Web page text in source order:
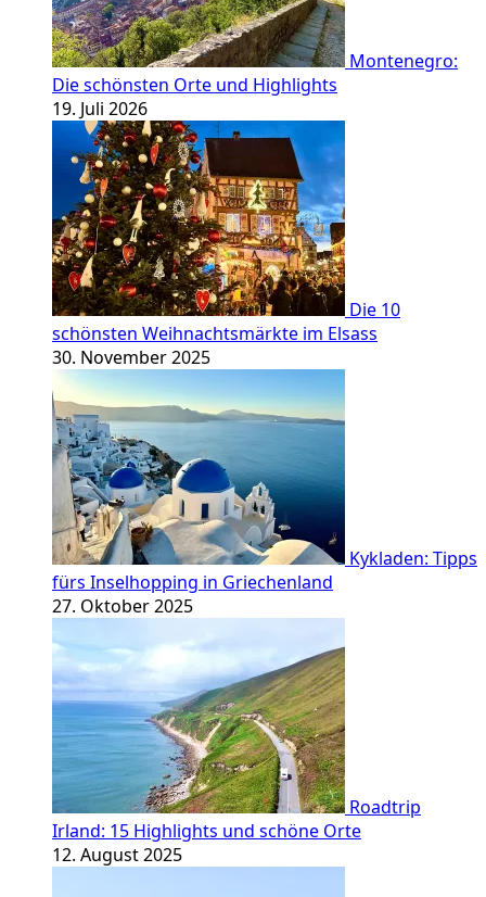
Montenegro:
Die schönsten Orte und Highlights
19. Juli 2026
Die 10
schönsten Weihnachtsmärkte im Elsass
30. November 2025
Kykladen: Tipps
fürs Inselhopping in Griechenland
27. Oktober 2025
Roadtrip
Irland: 15 Highlights und schöne Orte
12. August 2025